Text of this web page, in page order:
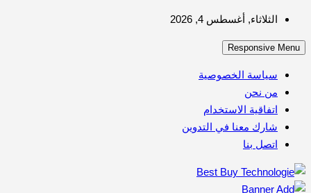
Skip
content
الثلاثاء, أغسطس 4, 2026
Responsive Menu
سياسة الخصوصية
من نحن
اتفاقية الاستخدام
شارك معنا في التدوين
اتصل بنا